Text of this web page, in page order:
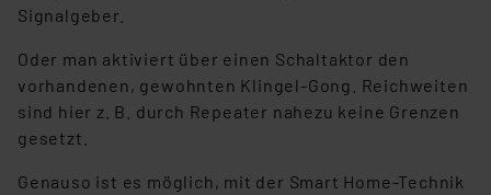
Signalgeber.
Oder man aktiviert über einen Schaltaktor den
vorhandenen, gewohnten Klingel-Gong. Reichweiten
sind hier z. B. durch Repeater nahezu keine Grenzen
gesetzt.
Genauso ist es möglich, mit der Smart Home-Technik